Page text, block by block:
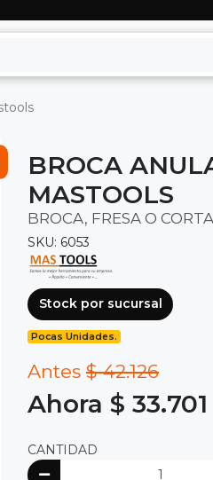
BROCA
MASTOOLS
BROCA, FRESA O
SKU: 6053
Stock por sucursal
Pocas Unidades.
Antes $ 42.126
Ahora $ 33.701
CANTIDAD